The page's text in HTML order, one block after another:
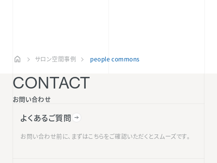
サロン空間事例 people commons
CONTACT
お問い合わせ
よくあるご質問
お問い合わせ前に、まずはこちらをご確認いただくとスムーズです。